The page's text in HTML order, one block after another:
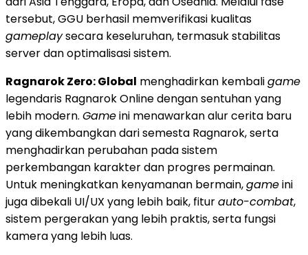
tersebut, GGU berhasil memverifikasi kualitas
gameplaysecara keseluruhan, termasuk stabilitas
server dan optimalisasi sistem.
Ragnarok Zero: Global menghadirkan kembaligame
legendaris Ragnarok Online dengan sentuhan yang
lebih modern. Gameini menawarkan alur cerita baru
yang dikembangkan dari semesta Ragnarok, serta
menghadirkan perubahan pada sistem
perkembangan karakter dan progres permainan.
Untuk meningkatkan kenyamanan bermain,gameini
juga dibekali UI/UX yang lebih baik, fiturauto-combat,
sistem pergerakan yang lebih praktis, serta fungsi
kamera yang lebih luas.